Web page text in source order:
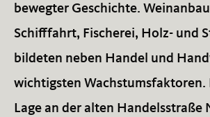
bewegter Geschichte.
Schifffahrt, Fischerei, Holz- und
bildeten neben Handel und
wichtigsten Wachstumsfaktoren.
Lage an der alten Handelsstraße